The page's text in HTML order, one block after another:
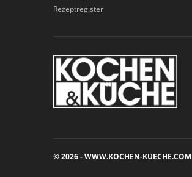
Rezeptregister
© 2026 - WWW.KOCHEN-KUECHE.COM